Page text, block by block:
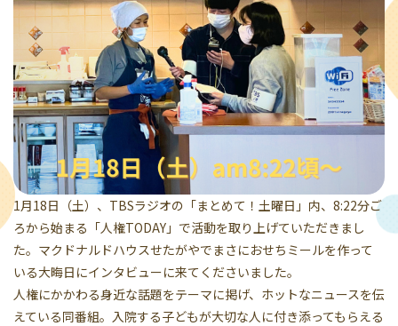
1月18日（土）、TBSラジオの「まとめて！土曜日」内、8:22分ご
ろから始まる「人権TODAY」で活動を取り上げていただきまし
た。マクドナルドハウスせたがやでまさにおせちミールを作って
いる大晦日にインタビューに来てくださいました。
人権にかかわる身近な話題をテーマに掲げ、ホットなニュースを伝
えている同番組。入院する子どもが大切な人に付き添ってもらえる